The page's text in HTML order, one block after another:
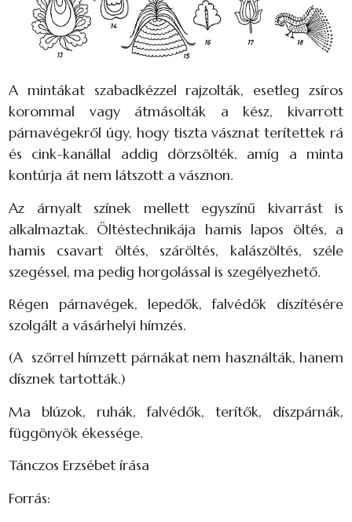
A mintákat szabadkézzel rajzolták, esetleg zsíros
korommal vagy átmásolták a kész, kivarrott
párnavégekről úgy, hogy tiszta vásznat terítettek rá
és cink-kanállal addig dörzsölték, amíg a minta
kontúrja át nem látszott a vásznon.
Az árnyalt színek mellett egyszínű kivarrást is
alkalmaztak. Öltéstechnikája hamis lapos öltés, a
hamis csavart öltés, száröltés, kalászöltés, széle
szegéssel, ma pedig horgolással is szegélyezhető.
Régen párnavégek, lepedők, falvédők díszítésére
szolgált a vásárhelyi hímzés.
(A szőrrel hímzett párnákat nem használták, hanem
dísznek tartották.)
Ma blúzok, ruhák, falvédők, terítők, díszpárnák,
függönyök ékessége.
Tánczos Erzsébet írása
Forrás: